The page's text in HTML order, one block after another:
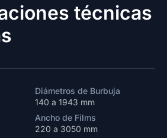
técnicas
Diámetros de Burbuja
140 a 1943 mm
Ancho de Films
220 a 3050 mm